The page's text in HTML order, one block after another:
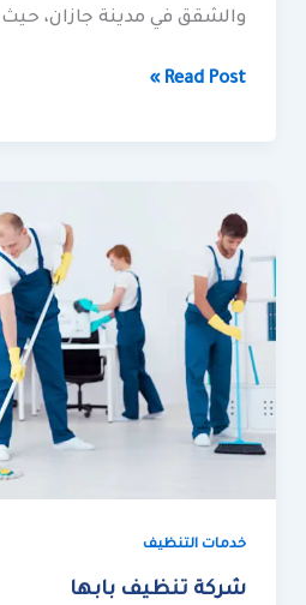
والشقق في مدينة جازان، حيث
Read Post »
خدمات التنظيف
شركة تنظيف بابها
تنظيف
بابها